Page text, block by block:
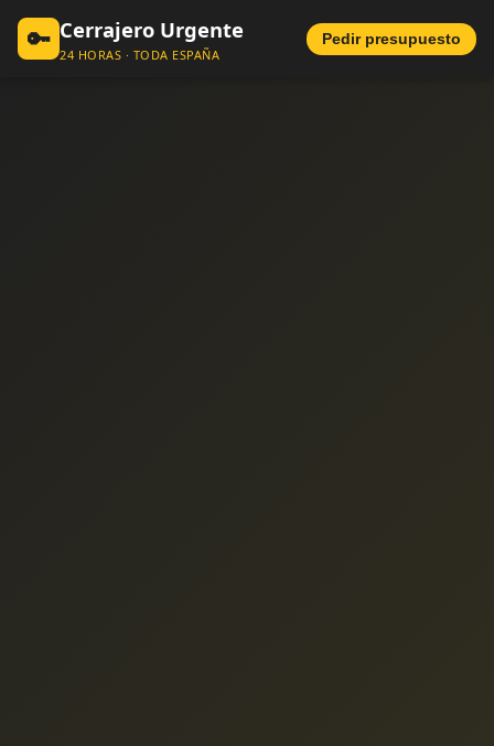
🔑 Cerrajero Urgente
24 HORAS · TODA ESPAÑA
Pedir presupuesto